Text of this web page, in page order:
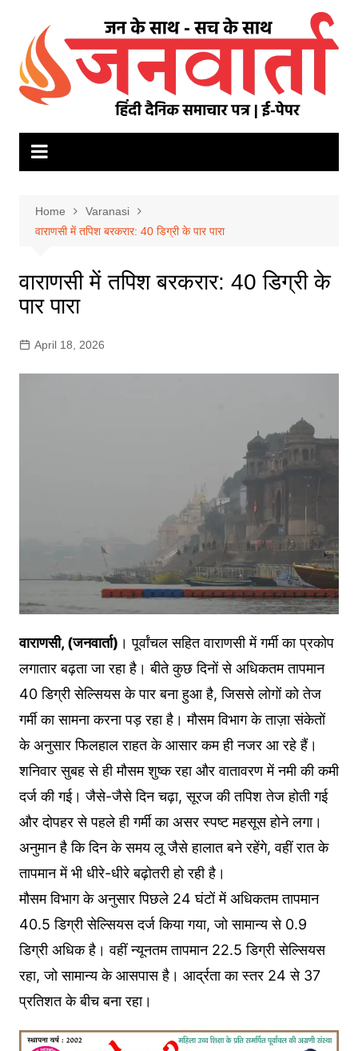
content
Home
Varanasi
वाराणसी में तपिश बरकरार: 40 डिग्री के पार पारा
वाराणसी में तपिश बरकरार: 40 डिग्री के
पार पारा
April 18, 2026
वाराणसी, (जनवार्ता) । पूर्वांचल सहित वाराणसी में गर्मी का प्रकोप
लगातार बढ़ता जा रहा है। बीते कुछ दिनों से अधिकतम तापमान
40 डिग्री सेल्सियस के पार बना हुआ है, जिससे लोगों को तेज
गर्मी का सामना करना पड़ रहा है। मौसम विभाग के ताज़ा संकेतों
के अनुसार फिलहाल राहत के आसार कम ही नजर आ रहे हैं।
शनिवार सुबह से ही मौसम शुष्क रहा और वातावरण में नमी की कमी
दर्ज की गई। जैसे-जैसे दिन चढ़ा, सूरज की तपिश तेज होती गई
और दोपहर से पहले ही गर्मी का असर स्पष्ट महसूस होने लगा।
अनुमान है कि दिन के समय लू जैसे हालात बने रहेंगे, वहीं रात के
तापमान में भी धीरे-धीरे बढ़ोतरी हो रही है।
मौसम विभाग के अनुसार पिछले 24 घंटों में अधिकतम तापमान
40.5 डिग्री सेल्सियस दर्ज किया गया, जो सामान्य से 0.9
डिग्री अधिक है। वहीं न्यूनतम तापमान 22.5 डिग्री सेल्सियस
रहा, जो सामान्य के आसपास है। आर्द्रता का स्तर 24 से 37
प्रतिशत के बीच बना रहा।